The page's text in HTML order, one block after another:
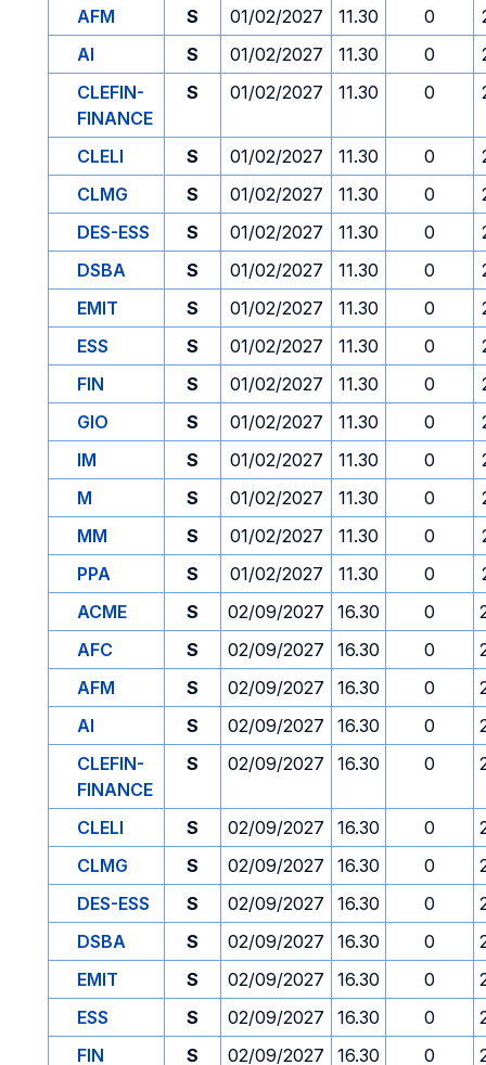
AFM
S 01/02/2027 11.30 0
AI
S 01/02/2027 11.30 0
CLEFIN-
FINANCE
S 01/02/2027 11.30 0
CLELI S 01/02/2027 11.30 0
CLMG
S 01/02/2027 11.30 0
DES-ESS
S 01/02/2027 11.30 0
DSBA
S 01/02/2027 11.30 0
EMIT
S 01/02/2027 11.30 0
ESS
S 01/02/2027 11.30 0
FIN
S 01/02/2027 11.30 0
GIO
S 01/02/2027 11.30 0
IM
S 01/02/2027 11.30 0
M
S 01/02/2027 11.30 0
MM
S 01/02/2027 11.30 0
PPA
S 01/02/2027 11.30 0
ACME
S 02/09/2027 16.30 0
AFC
S 02/09/2027 16.30 0
AFM
S 02/09/2027 16.30 0
AI
S 02/09/2027 16.30 0
CLEFIN-
FINANCE
S 02/09/2027 16.30 0
CLELI S 02/09/2027 16.30 0
CLMG
S 02/09/2027 16.30 0
DES-ESS
S 02/09/2027 16.30 0
DSBA
S 02/09/2027 16.30 0
EMIT
S 02/09/2027 16.30 0
ESS
S 02/09/2027 16.30 0
FIN
S 02/09/2027 16.30 0